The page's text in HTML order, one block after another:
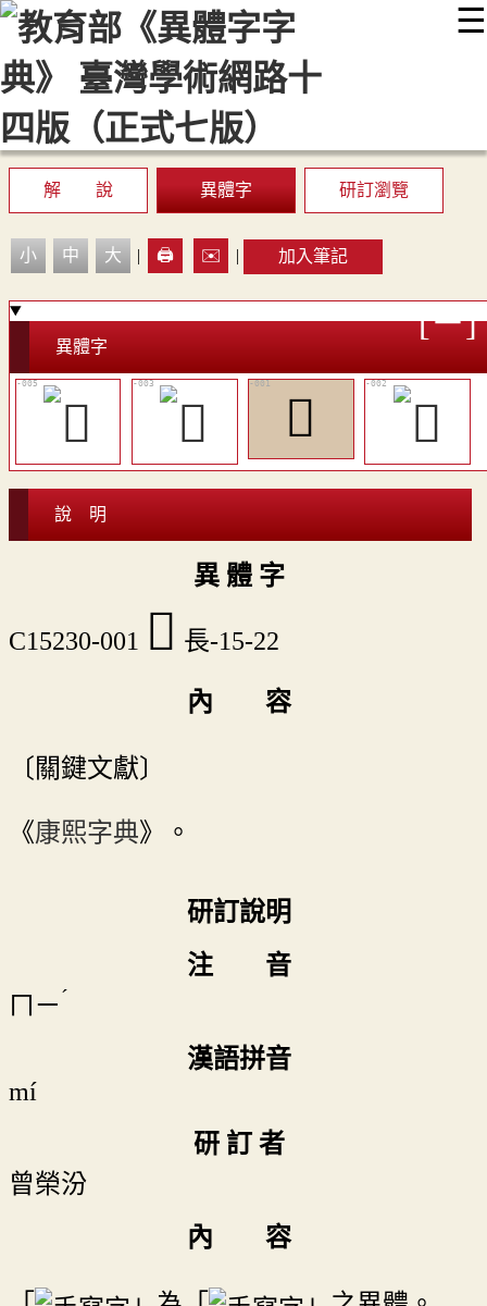
☰
::: 最新消息 常見問題 編輯說明
顯示模式
解 說 異體字 研訂瀏覽
小 中 大 | 🖨️ ✉️ | 加入筆記
異體字
𨲼
說 明
異 體 字
C15230-001 𨲼 長-15-22
內 容
〔關鍵文獻〕
《康熙字典》。
研訂說明
注 音
ㄇㄧˊ
漢語拼音
mí
研 訂 者
曾榮汾
內 容